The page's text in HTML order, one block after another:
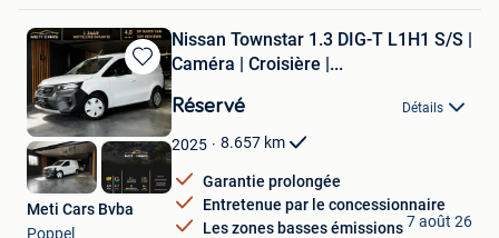
Sauvegarder
dans
Mes
Favoris
Nissan Townstar 1.3 DIG-T L1H1 S/S |
Caméra | Croisière |...
Réservé Détails
2025 8.657 km
Garantie prolongée
Entretenue par le concessionnaire
Les zones basses émissions
Meti Cars Bvba
Poppel
7 août 26